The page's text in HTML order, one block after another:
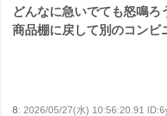
どんなに急いでても怒鳴ろ
商品棚に戻して別のコンビ
8: 2026/05/27(水) 10:56:20.91